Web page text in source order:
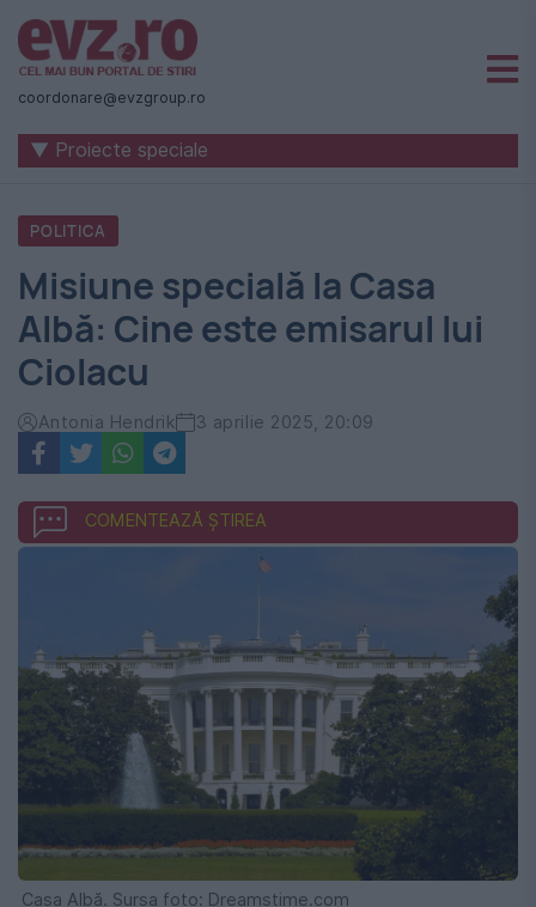
Știri
naționale
internaționale
România
-
Evenimentul
Zilei
coordonare@evzgroup.ro
▼ Proiecte speciale
POLITICA
Misiune specială la Casa
Albă: Cine este emisarul lui
Ciolacu
Antonia Hendrik 3 aprilie 2025, 20:09
COMENTEAZĂ ȘTIREA
Casa Albă. Sursa foto: Dreamstime.com